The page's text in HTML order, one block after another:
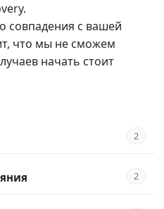
совпадения с вашей
что мы не сможем
начать стоит
2
2